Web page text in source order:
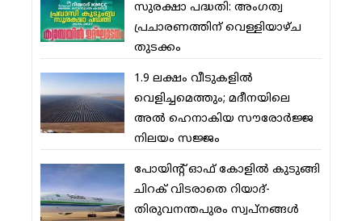
സുരക്ഷാ പദ്ധതി: അംഗത്വ
പ്രചാരണത്തിന് വെള്ളിയാഴ്ച
തുടക്കം
1.9 ലക്ഷം വീടുകളില്‍
വെളിച്ചമെത്തും; മദീനയിലെ
അല്‍ ഹെനാകിയ സൗരോര്‍ജ്ജ
നിലയം സജ്ജം
പോയിന്റ് ഓഫ് കോളില്‍ കുടുങ്ങി
ചിറക് വിടരാതെ റിയാദ്-
തിരുവനന്തപുരം സ്വപ്നങ്ങള്‍